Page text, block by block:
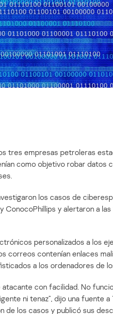
tres empresas petroleras
como objetivo robar datos
los casos de
ConocoPhillips y alertaron a
personalizados a los
correos contenían enlaces
a los ordenadores de
con facilidad. No
ni tenaz”, dijo una fuente
de los casos y publicó sus